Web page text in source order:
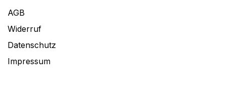
AGB
Widerruf
Datenschutz
Impressum